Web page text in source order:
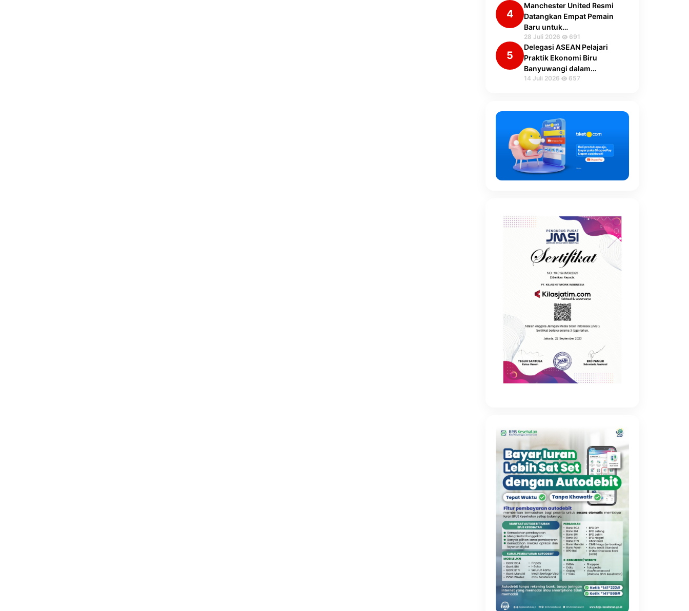
4
Manchester United Resmi
Datangkan Empat Pemain
Baru untuk…
28 Juli 2026 691
5
Delegasi ASEAN Pelajari
Praktik Ekonomi Biru
Banyuwangi dalam…
14 Juli 2026 657